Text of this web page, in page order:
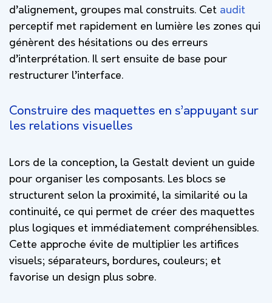
d’alignement, groupes mal construits. Cet audit
perceptif met rapidement en lumière les zones qui
génèrent des hésitations ou des erreurs
d’interprétation. Il sert ensuite de base pour
restructurer l’interface.
Construire des maquettes en s’appuyant sur
les relations visuelles
Lors de la conception, la Gestalt devient un guide
pour organiser les composants. Les blocs se
structurent selon la proximité, la similarité ou la
continuité, ce qui permet de créer des maquettes
plus logiques et immédiatement compréhensibles.
Cette approche évite de multiplier les artifices
visuels; séparateurs, bordures, couleurs; et
favorise un design plus sobre.